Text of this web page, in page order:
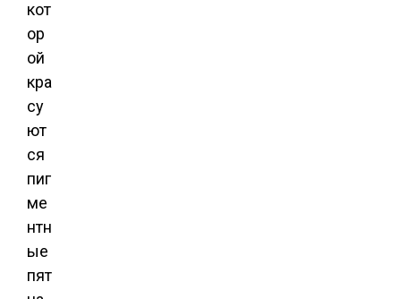
кот
ор
ой
кра
су
ют
ся
пиг
ме
нтн
ые
пят